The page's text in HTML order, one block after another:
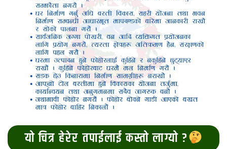
यो चित्र हेरेर तपाईलाई कस्तो लाग्यो ?